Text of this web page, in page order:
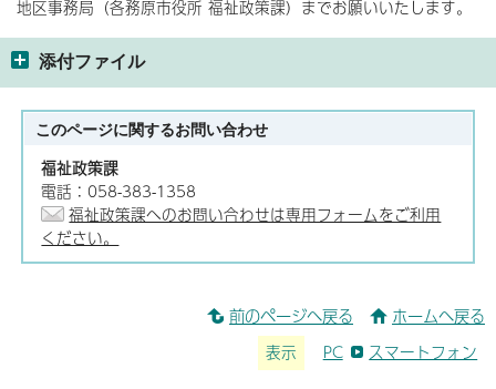
地区事務局（各務原市役所 福祉政策課）までお願いいたします。
添付ファイル
このページに関するお問い合わせ
福祉政策課
電話：058-383-1358
福祉政策課へのお問い合わせは専用フォームをご利用
ください。
前のページへ戻る ホームへ戻る
表示 PC スマートフォン